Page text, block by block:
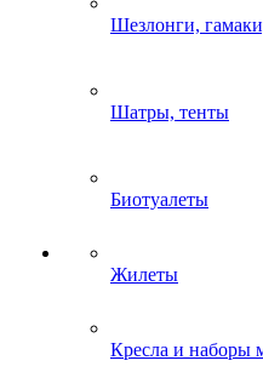
Шезлонги,
Шатры, тенты
Биотуалеты
Жилеты
Кресла и наборы